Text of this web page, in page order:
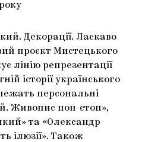
Декорації. Ласкаво
проєкт Мистецького
лінію репрезентації
історії українського
персональні
Живопис нон-стоп»,
та «Олександр
ілюзії». Також